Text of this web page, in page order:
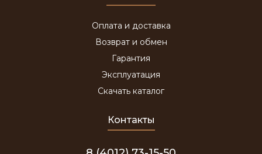
Оплата и доставка
Возврат и обмен
Гарантия
Эксплуатация
Скачать каталог
Контакты